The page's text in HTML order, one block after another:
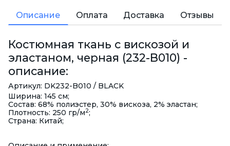
Описание Оплата Доставка Отзывы
Костюмная ткань с вискозой и
эластаном, черная (232-B010) -
описание:
Артикул: DK232-B010 / BLACK
Ширина: 145 см;
Состав: 68% полиэстер, 30% вискоза, 2% эластан;
Плотность: 250 гр/м2;
Страна: Китай;